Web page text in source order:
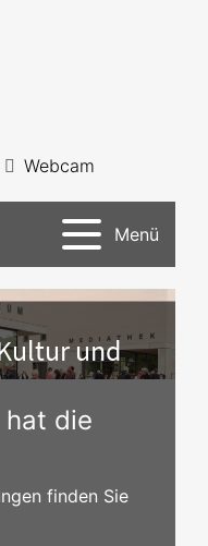
Webcam
Menü
und
hat die
finden Sie